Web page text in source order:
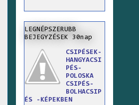
LEGNÉPSZERUBB
BEJEGYZÉSEK 30nap
CSIPÉSEK-
HANGYACSI
PÉS-
POLOSKA
CSIPÉS-
BOLHACSIP
ÉS -KÉPEKBEN